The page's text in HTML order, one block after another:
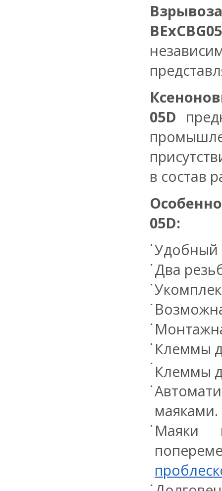
05D
в состав
05D:
Удобный
Два
Клеммы
Клеммы
маяками.
Маяки